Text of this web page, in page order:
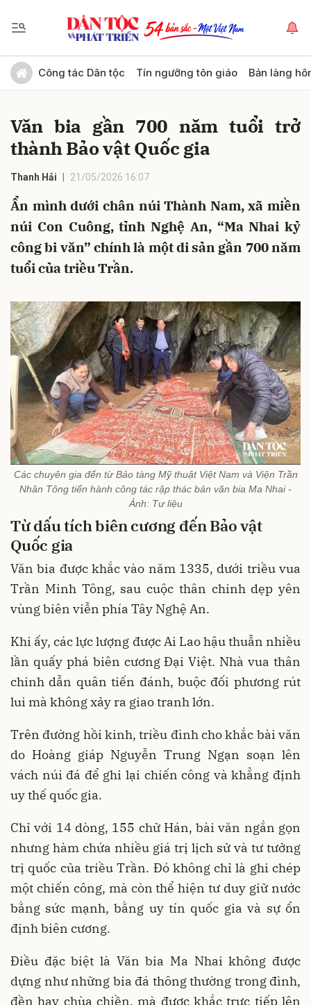
Công tác Dân tộc Tín ngưỡng tôn giáo Bản làng
Văn bia gần 700 năm tuổi trở
thành Bảo vật Quốc gia
Thanh Hải 21/05/2026 16:07
Ẩn mình dưới chân núi Thành Nam, xã miền
núi Con Cuông, tỉnh Nghệ An, “Ma Nhai kỷ
công bi văn” chính là một di sản gần 700 năm
tuổi của triều Trần.
Các chuyên gia đến từ Bảo tàng Mỹ thuật Việt Nam và Viện Trần
Nhân Tông tiến hành công tác rập thác bản văn bia Ma Nhai -
Ảnh: Tư liệu
Từ dấu tích biên cương đến Bảo vật
Quốc gia
Văn bia được khắc vào năm 1335, dưới triều vua
Trần Minh Tông, sau cuộc thân chinh dẹp yên
vùng biên viễn phía Tây Nghệ An.
Khi ấy, các lực lượng được Ai Lao hậu thuẫn nhiều
lần quấy phá biên cương Đại Việt. Nhà vua thân
chinh dẫn quân tiến đánh, buộc đối phương rút
lui mà không xảy ra giao tranh lớn.
Trên đường hồi kinh, triều đình cho khắc bài văn
do Hoàng giáp Nguyễn Trung Ngạn soạn lên
vách núi đá để ghi lại chiến công và khẳng định
uy thế quốc gia.
Chỉ với 14 dòng, 155 chữ Hán, bài văn ngắn gọn
nhưng hàm chứa nhiều giá trị lịch sử và tư tưởng
trị quốc của triều Trần. Đó không chỉ là ghi chép
một chiến công, mà còn thể hiện tư duy giữ nước
bằng sức mạnh, bằng uy tín quốc gia và sự ổn
định biên cương.
Điều đặc biệt là Văn bia Ma Nhai không được
dựng như những bia đá thông thường trong đình,
đền hay chùa chiền, mà được khắc trực tiếp lên
Gửi bình luận
Hủy Gửi